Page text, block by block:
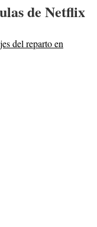
de Netflix
del reparto en